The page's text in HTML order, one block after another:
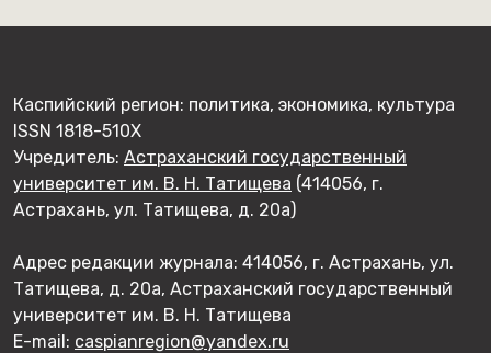
Каспийский регион: политика, экономика, культура
ISSN 1818-510X
Учредитель: Астраханский государственный
университет им. В. Н. Татищева (414056, г.
Астрахань, ул. Татищева, д. 20а)
Адрес редакции журнала: 414056, г. Астрахань, ул.
Татищева, д. 20а, Астраханский государственный
университет им. В. Н. Татищева
E-mail: caspianregion@yandex.ru